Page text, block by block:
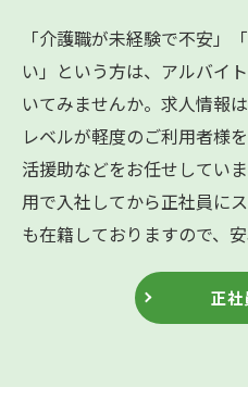
「介護職が未経験で不安」
い」という方は、アルバイ
いてみませんか。求人情報
レベルが軽度のご利用者様
活援助などをお任せしてい
用で入社してから正社員に
も在籍しておりますので、
正社